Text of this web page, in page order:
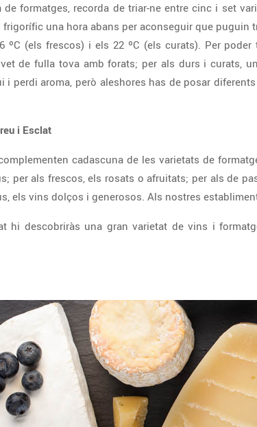
de formatges, recorda de triar-ne entre cinc i set
una hora abans per aconseguir que puguin
ºC (els frescos) i els 22 ºC (els curats). Per
de fulla tova amb forats; per als durs i curats,
i perdi aroma, però aleshores has de posar
i Esclat
cadascuna de les varietats de
per als frescos, els rosats o afruitats; per als de
els vins dolços i generosos. Als nostres
hi descobriràs una gran varietat de vins i